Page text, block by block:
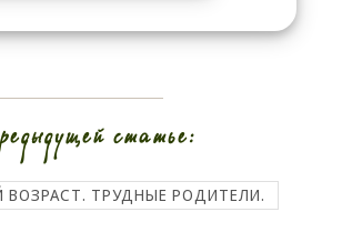
статье:
ВОЗРАСТ. ТРУДНЫЕ РОДИТЕЛИ.